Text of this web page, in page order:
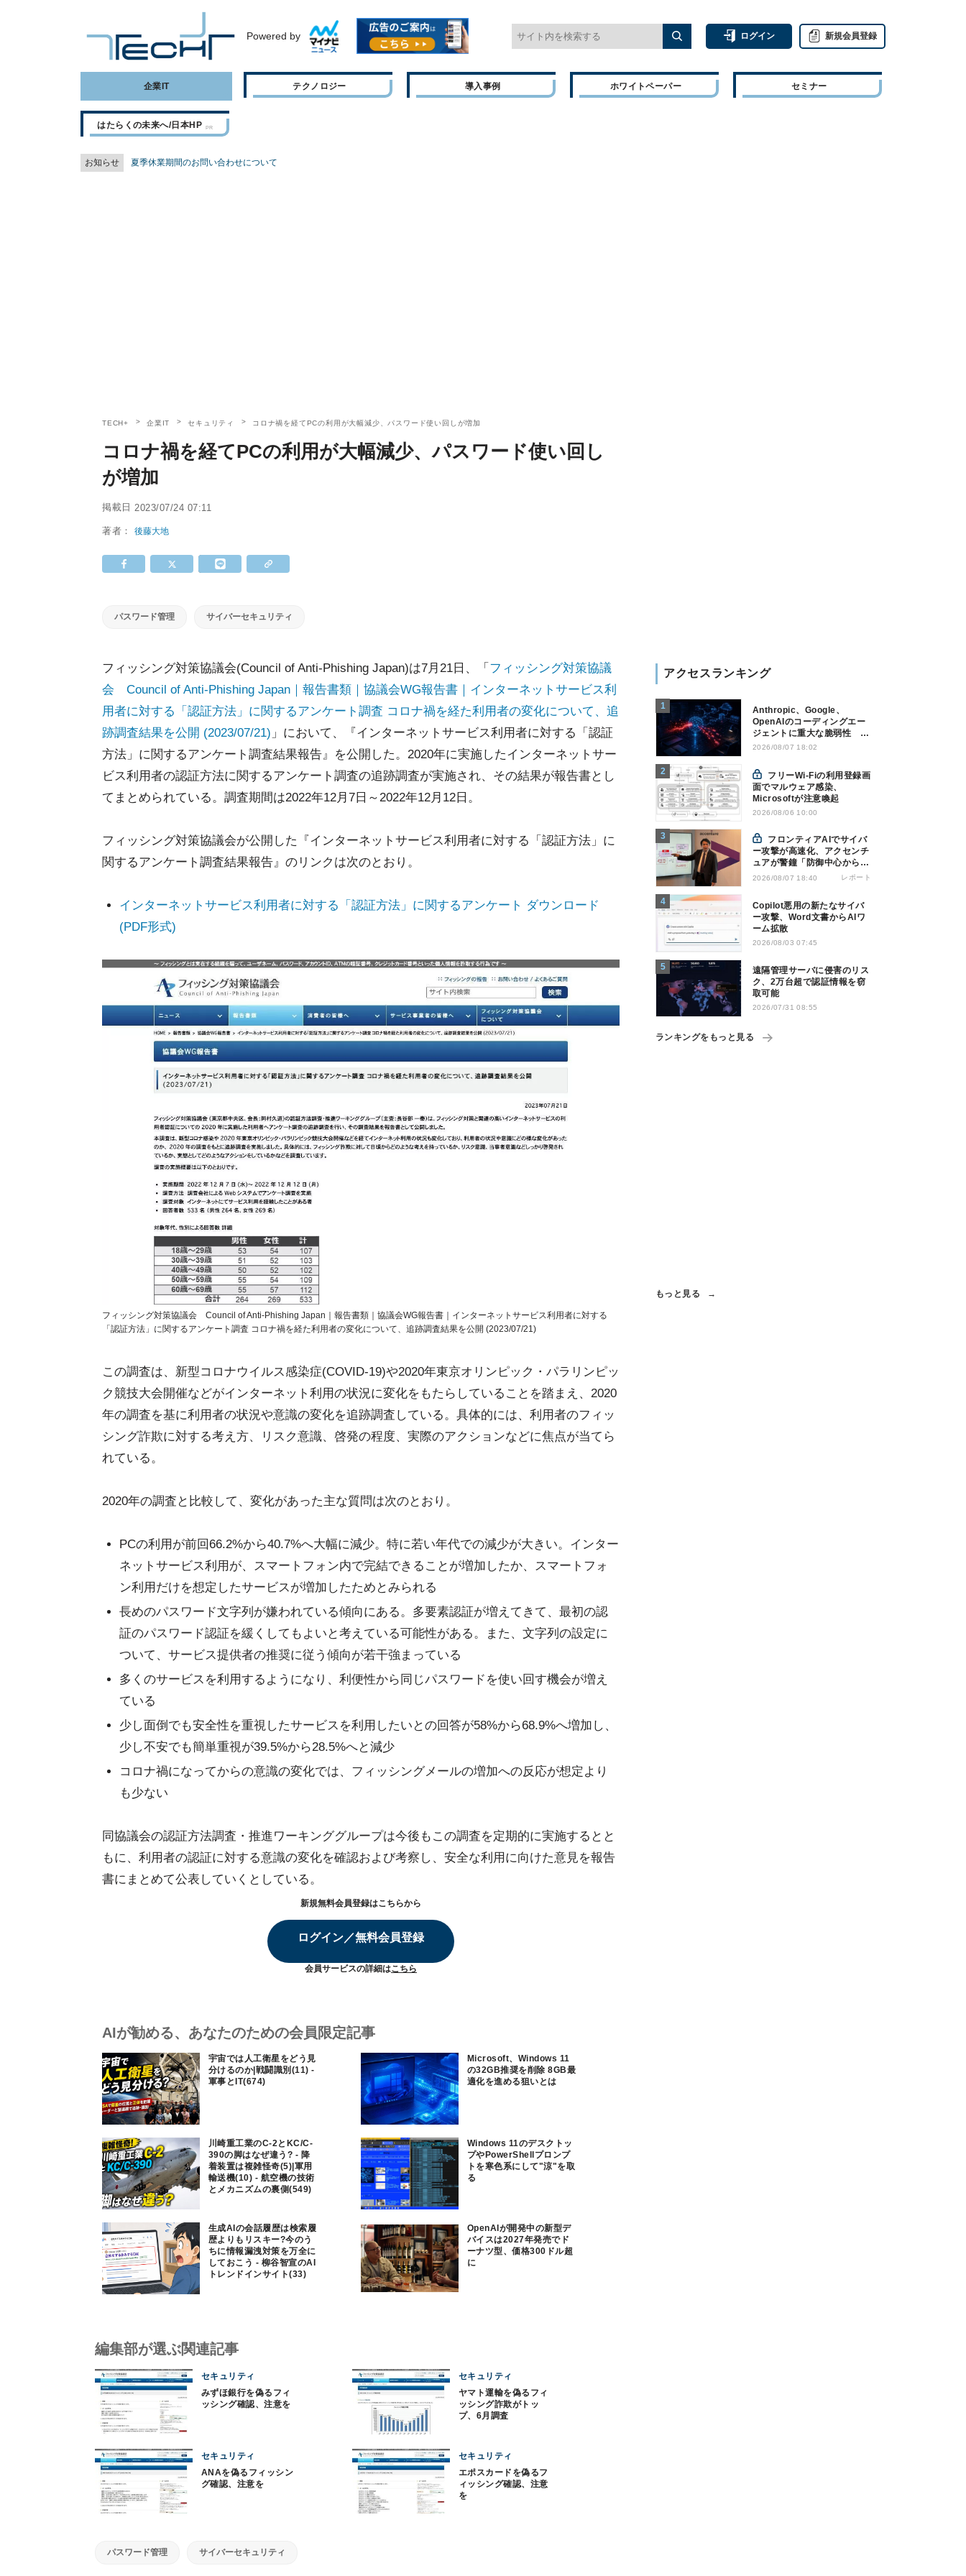
Powered by ログイン 新規会員登録
企業IT テクノロジー 導入事例 ホワイトペーパー セミナー
はたらくの未来へ/日本HP
お知らせ 夏季休業期間のお問い合わせについて
TECH+ 企業IT セキュリティ コロナ禍を経てPCの利用が大幅減少、パスワード使い回しが増加
コロナ禍を経てPCの利用が大幅減少、パスワード使い回し
が増加
掲載日 2023/07/24 07:11
著者：後藤大地
パスワード管理 サイバーセキュリティ
フィッシング対策協議会(Council of Anti-Phishing Japan)は7月21日、「 フィッシング対策協議
会 Council of Anti-Phishing Japan｜報告書類｜協議会WG報告書｜インターネットサービス利
用者に対する「認証方法」に関するアンケート調査 コロナ禍を経た利用者の変化について、追
跡調査結果を公開 (2023/07/21) 」において、『インターネットサービス利用者に対する「認証
方法」に関するアンケート調査結果報告』を公開した。2020年に実施したインターネットサー
ビス利用者の認証方法に関するアンケート調査の追跡調査が実施され、その結果が報告書とし
てまとめられている。調査期間は2022年12月7日～2022年12月12日。
フィッシング対策協議会が公開した『インターネットサービス利用者に対する「認証方法」に
関するアンケート調査結果報告』のリンクは次のとおり。
インターネットサービス利用者に対する「認証方法」に関するアンケート ダウンロード
(PDF形式)
フィッシング対策協議会 Council of Anti-Phishing Japan｜報告書類｜協議会WG報告書｜インターネットサービス利用者に対する
「認証方法」に関するアンケート調査 コロナ禍を経た利用者の変化について、追跡調査結果を公開 (2023/07/21)
この調査は、新型コロナウイルス感染症(COVID‑19)や2020年東京オリンピック・パラリンピッ
ク競技大会開催などがインターネット利用の状況に変化をもたらしていることを踏まえ、2020
年の調査を基に利用者の状況や意識の変化を追跡調査している。具体的には、利用者のフィッ
シング詐欺に対する考え方、リスク意識、啓発の程度、実際のアクションなどに焦点が当てら
れている。
2020年の調査と比較して、変化があった主な質問は次のとおり。
PCの利用が前回66.2%から40.7%へ大幅に減少。特に若い年代での減少が大きい。インター
ネットサービス利用が、スマートフォン内で完結できることが増加したか、スマートフォ
ン利用だけを想定したサービスが増加したためとみられる
長めのパスワード文字列が嫌われている傾向にある。多要素認証が増えてきて、最初の認
証のパスワード認証を緩くしてもよいと考えている可能性がある。また、文字列の設定に
ついて、サービス提供者の推奨に従う傾向が若干強まっている
多くのサービスを利用するようになり、利便性から同じパスワードを使い回す機会が増え
ている
少し面倒でも安全性を重視したサービスを利用したいとの回答が58%から68.9%へ増加し、
少し不安でも簡単重視が39.5%から28.5%へと減少
コロナ禍になってからの意識の変化では、フィッシングメールの増加への反応が想定より
も少ない
同協議会の認証方法調査・推進ワーキンググループは今後もこの調査を定期的に実施するとと
もに、利用者の認証に対する意識の変化を確認および考察し、安全な利用に向けた意見を報告
書にまとめて公表していくとしている。
新規無料会員登録はこちらから
ログイン／無料会員登録
会員サービスの詳細はこちら
AIが勧める、あなたのための会員限定記事
宇宙では人工衛星をどう見
分けるのか|戦闘識別(11) -
軍事とIT(674)
Microsoft、Windows 11
の32GB推奨を削除 8GB最
適化を進める狙いとは
川崎重工業のC-2とKC/C-
390の脚はなぜ違う? - 降
着装置は複雑怪奇(5)|軍用
輸送機(10) - 航空機の技術
とメカニズムの裏側(549)
Windows 11のデスクトッ
プやPowerShellプロンプ
トを寒色系にして"涼"を取
る
生成AIの会話履歴は検索履
歴よりもリスキー?今のう
ちに情報漏洩対策を万全に
しておこう - 柳谷智宣のAI
トレンドインサイト(33)
OpenAIが開発中の新型デ
バイスは2027年発売でド
ーナツ型、価格300ドル超
に
アクセスランキング
Anthropic、Google、
OpenAIのコーディングエー
ジェントに重大な脆弱性 認
証情報窃取などの恐れ
2026/08/07 18:02
面でマルウェア感染、
Microsoftが注意喚起
2026/08/06 10:00
ー攻撃が高速化、アクセンチ
ュアが警鐘「防御中心からの
脱却を」
2026/08/07 18:40 レポート
Copilot悪用の新たなサイバ
ー攻撃、Word文書からAIワ
ーム拡散
2026/08/03 07:45
遠隔管理サーバに侵害のリス
ク、2万台超で認証情報を窃
取可能
2026/07/31 08:55
ランキングをもっと見る
もっと見る
編集部が選ぶ関連記事
セキュリティ
みずほ銀行を偽るフィ
ッシング確認、注意を
セキュリティ
ヤマト運輸を偽るフィ
ッシング詐欺がトッ
プ、6月調査
セキュリティ
ANAを偽るフィッシン
グ確認、注意を
セキュリティ
エポスカードを偽るフ
ィッシング確認、注意
を
パスワード管理 サイバーセキュリティ